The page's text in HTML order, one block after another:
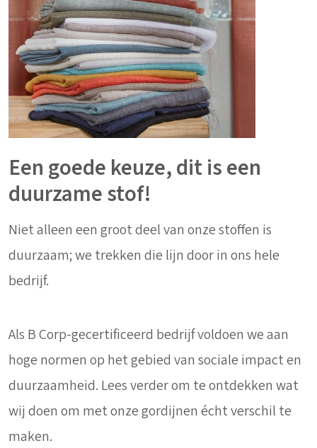
Een goede keuze, dit is een
duurzame stof!
Niet alleen een groot deel van onze stoffen is
duurzaam; we trekken die lijn door in ons hele
bedrijf.
Als B Corp-gecertificeerd bedrijf voldoen we aan
hoge normen op het gebied van sociale impact en
duurzaamheid. Lees verder om te ontdekken wat
wij doen om met onze gordijnen écht verschil te
maken.